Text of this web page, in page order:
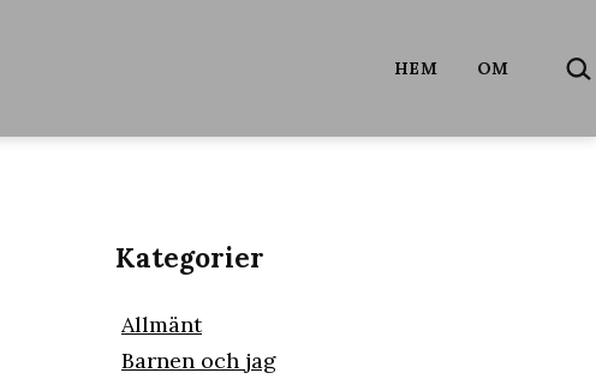
HEM OM
…
Kategorier
Allmänt
Barnen och jag